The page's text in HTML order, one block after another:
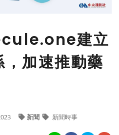
建立
加速推動藥
新聞 新聞時事